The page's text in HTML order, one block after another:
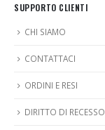
SUPPORTO CLIENTI
CHI SIAMO
CONTATTACI
ORDINI E RESI
DIRITTO DI RECESSO